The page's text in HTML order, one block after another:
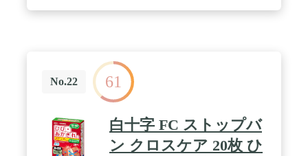
No.22 61
白十字 FC ストップバ
ン クロスケア 20枚 ひ